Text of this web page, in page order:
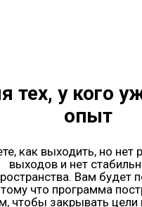
тех, у кого
опыт
как выходить, но нет
выходов и нет
Вам будет
что программа
чтобы закрывать цели